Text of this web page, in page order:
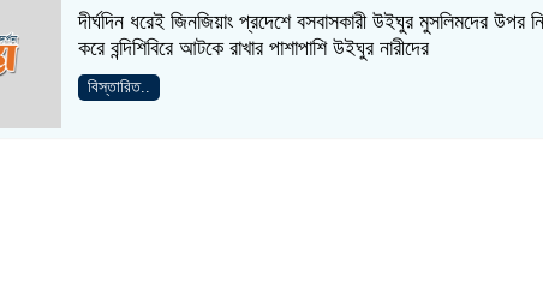
দীর্ঘদিন ধরেই জিনজিয়াং প্রদেশে বসবাসকারী উইঘুর মুসলিমদের উপর
করে বন্দিশিবিরে আটকে রাখার পাশাপাশি উইঘুর নারীদের
বিস্তারিত..